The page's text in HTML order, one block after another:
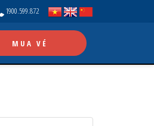
1900.599.872
MUA VÉ